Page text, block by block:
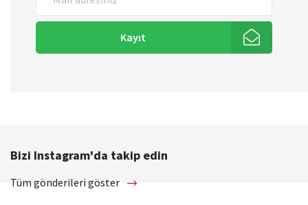
Kayıt
Bizi Instagram'da takip edin
Tüm gönderileri göster